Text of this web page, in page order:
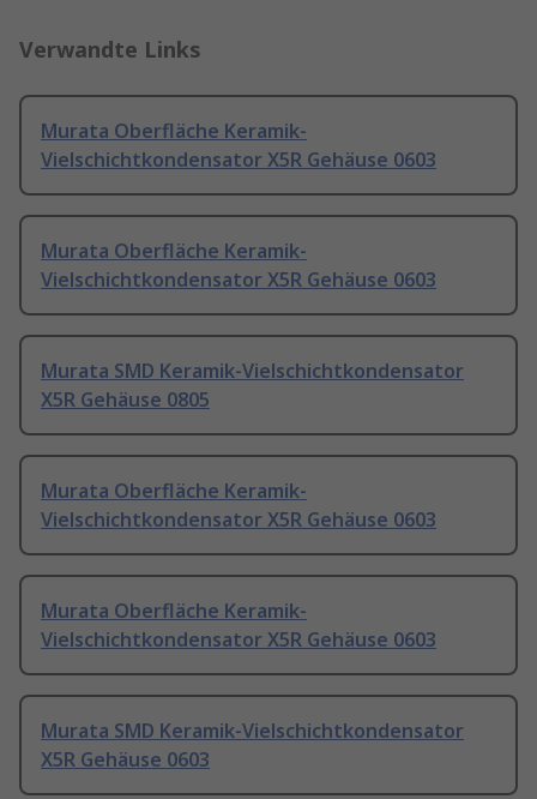
Verwandte Links
Murata Oberfläche Keramik-
Vielschichtkondensator X5R Gehäuse 0603
Murata Oberfläche Keramik-
Vielschichtkondensator X5R Gehäuse 0603
Murata SMD Keramik-Vielschichtkondensator
X5R Gehäuse 0805
Murata Oberfläche Keramik-
Vielschichtkondensator X5R Gehäuse 0603
Murata Oberfläche Keramik-
Vielschichtkondensator X5R Gehäuse 0603
Murata SMD Keramik-Vielschichtkondensator
X5R Gehäuse 0603